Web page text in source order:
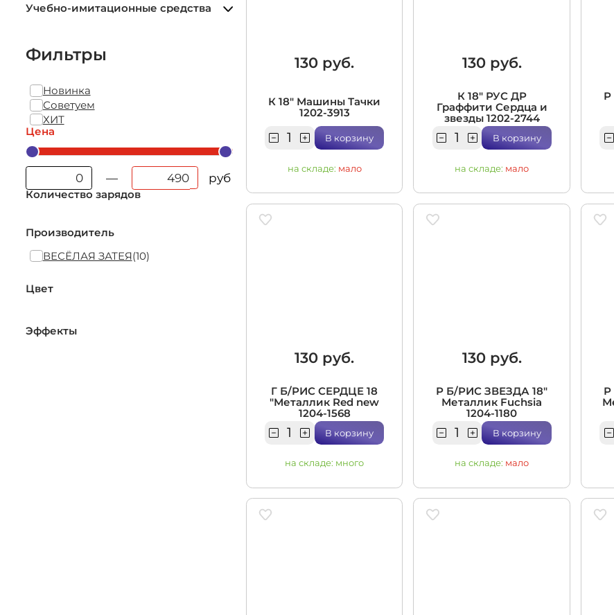
Учебно-имитационные средства
Фильтры
Новинка
Советуем
ХИТ
Цена
— руб
Количество зарядов
Производитель
ВЕСЁЛАЯ ЗАТЕЯ(10)
Цвет
Эффекты
130 руб.
К 18" Машины Тачки
1202-3913
В корзину
на складе: мало
130 руб.
К 18" РУС ДР
Граффити Сердца и
звезды 1202-2744
В корзину
на складе: мало
Р
130 руб.
Г Б/РИС СЕРДЦЕ 18
"Металлик Red new
1204-1568
В корзину
на складе: много
130 руб.
Р Б/РИС ЗВЕЗДА 18"
Металлик Fuchsia
1204-1180
В корзину
на складе: мало
Р